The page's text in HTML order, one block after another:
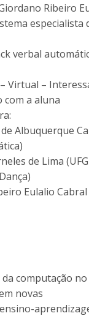
Ribeiro
especialista
verbal
Virtual –
a aluna
Albuquerque
de Lima
Eulalio Cabral
computação no
novas